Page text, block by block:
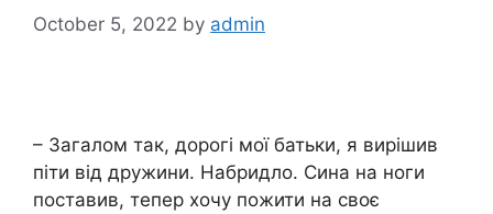
October 5, 2022 by admin
– Загалом так, дорогі мої батьки, я вирішив
піти від дружини. Набридло. Сина на ноги
поставив, тепер хочу пожити на своє